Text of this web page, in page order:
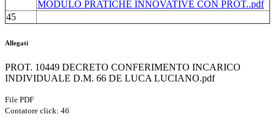
MODULO PRATICHE INNOVATIVE CON PROT..pdf
45
Allegati
PROT. 10449 DECRETO CONFERIMENTO INCARICO
INDIVIDUALE D.M. 66 DE LUCA LUCIANO.pdf
File PDF
Contatore click: 46